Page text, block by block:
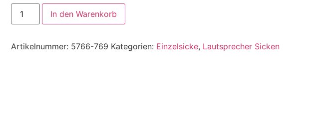
In den Warenkorb
Artikelnummer: 5766-769 Kategorien: Einzelsicke, Lautsprecher Sicken